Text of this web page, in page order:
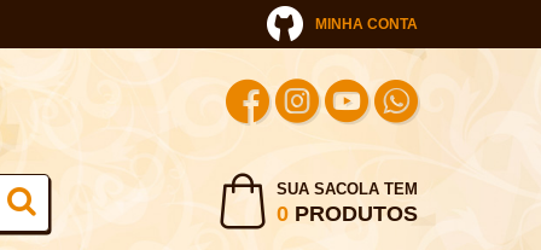
MINHA CONTA
SUA SACOLA TEM
0PRODUTOS